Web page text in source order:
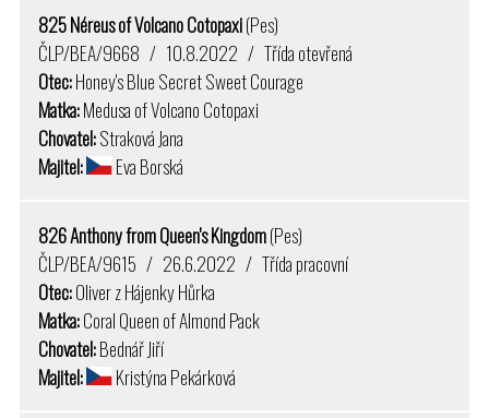
825 Néreus of Volcano Cotopaxi(Pes)
ČLP/BEA/9668 / 10.8.2022 / Třída otevřená
Otec:Honey's Blue Secret Sweet Courage
Matka:Medusa of Volcano Cotopaxi
Chovatel:Straková Jana
Majitel:
Eva Borská
826 Anthony from Queen's Kingdom(Pes)
ČLP/BEA/9615 / 26.6.2022 / Třída pracovní
Otec:Oliver z Hájenky Hůrka
Matka:Coral Queen of Almond Pack
Chovatel:Bednář Jiří
Majitel:
Kristýna Pekárková